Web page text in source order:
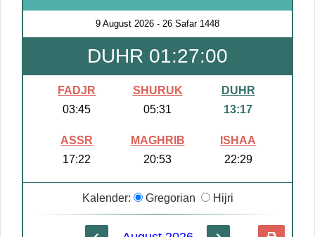
9 August 2026 - 26 Safar 1448
DUHR 01:27:00
FADJR
03:45
SHURUK
05:31
DUHR
13:17
ASSR
17:22
MAGHRIB
20:53
ISHAA
22:29
Kalender: Gregorian Hijri